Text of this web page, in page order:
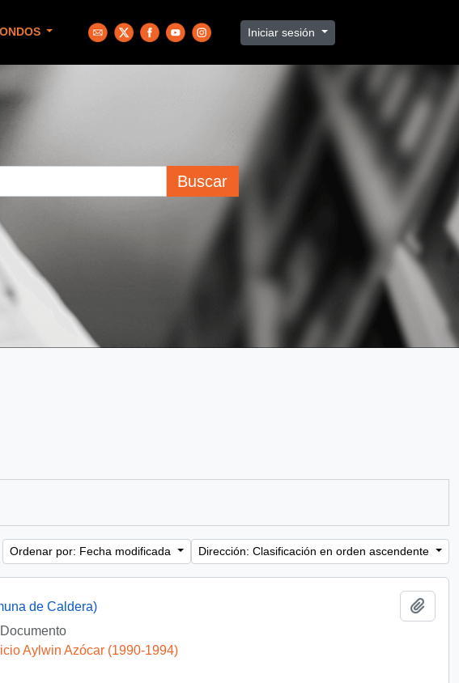
Iniciar sesión
Buscar
Ordenar por: Fecha modificada Dirección: Clasificación en orden ascendente
de Caldera)
Documento
Aylwin Azócar (1990-1994)